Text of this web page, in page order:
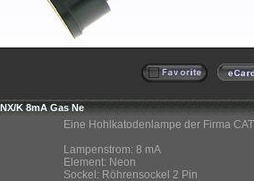
K 8mA Gas Ne
Eine Hohlkatodenlampe der Firma
Lampenstrom: 8 mA
Element: Neon
Sockel: Röhrensockel 2 Pin